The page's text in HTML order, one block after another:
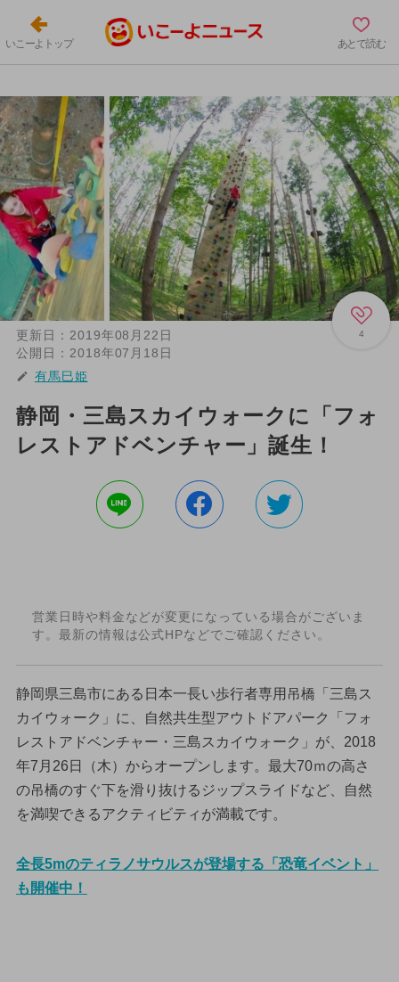
いこーよトップ あとで読む
4
更新日： 2019年08月22日
公開日： 2018年07月18日
有馬巳姫
静岡・三島スカイウォークに「フォ
レストアドベンチャー」誕生！
営業日時や料金などが変更になっている場合がございま
す。最新の情報は公式HPなどでご確認ください。
静岡県三島市にある日本一長い歩行者専用吊橋「三島ス
カイウォーク」に、自然共生型アウトドアパーク「フォ
レストアドベンチャー・三島スカイウォーク」が、2018
年7月26日（木）からオープンします。最大70ｍの高さ
の吊橋のすぐ下を滑り抜けるジップスライドなど、自然
を満喫できるアクティビティが満載です。
全長5mのティラノサウルスが登場する「恐竜イベント」
も開催中！